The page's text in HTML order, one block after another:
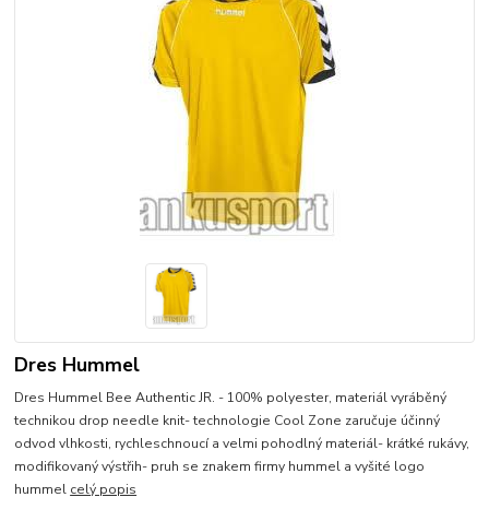
Dres Hummel
Dres Hummel Bee Authentic JR. - 100% polyester, materiál vyráběný
technikou drop needle knit- technologie Cool Zone zaručuje účinný
odvod vlhkosti, rychleschnoucí a velmi pohodlný materiál- krátké rukávy,
modifikovaný výstřih- pruh se znakem firmy hummel a vyšité logo
hummel celý popis